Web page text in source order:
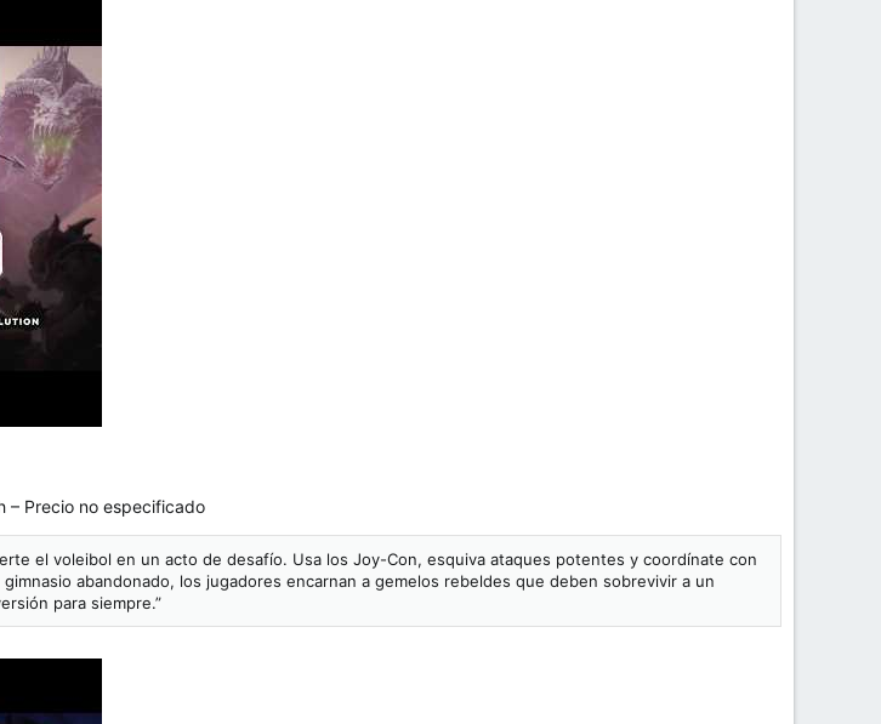
– Precio no especificado
el voleibol en un acto de desafío. Usa los Joy-Con, esquiva ataques potentes y coordínate con
abandonado, los jugadores encarnan a gemelos rebeldes que deben sobrevivir a un
para siempre.”